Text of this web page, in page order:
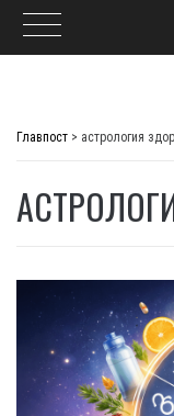
Главпост > астрология